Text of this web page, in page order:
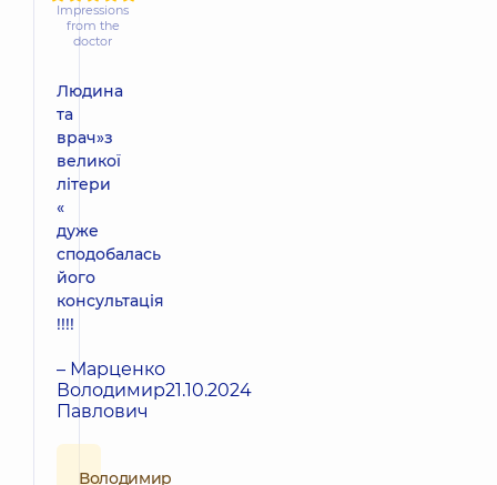
Impressions
from the
doctor
Людина
та
врач»з
великої
літери
«
дуже
сподобалась
його
консультація
!!!!
– Марценко
Володимир
Павлович
21.10.2024
Володимир